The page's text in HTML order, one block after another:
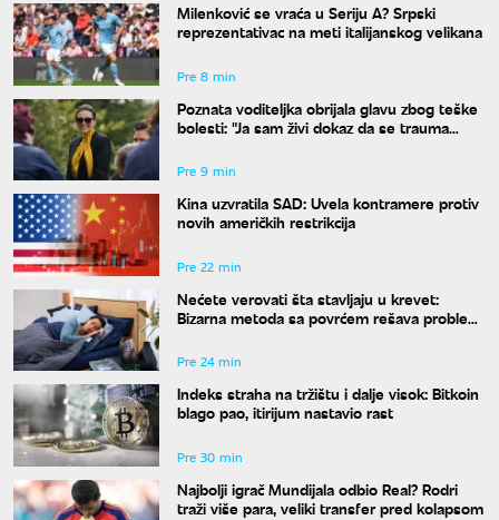
Milenković se vraća u Seriju A? Srpski
reprezentativac na meti italijanskog velikana
Pre 8 min
Poznata voditeljka obrijala glavu zbog teške
bolesti: "Ja sam živi dokaz da se trauma
Pre 9 min
Kina uzvratila SAD: Uvela kontramere protiv
novih američkih restrikcija
Pre 22 min
Nećete verovati šta stavljaju u krevet:
Bizarna metoda sa povrćem rešava problem
Pre 24 min
Indeks straha na tržištu i dalje visok: Bitkoin
blago pao, itirijum nastavio rast
Pre 30 min
Najbolji igrač Mundijala odbio Real? Rodri
traži više para, veliki transfer pred kolapsom